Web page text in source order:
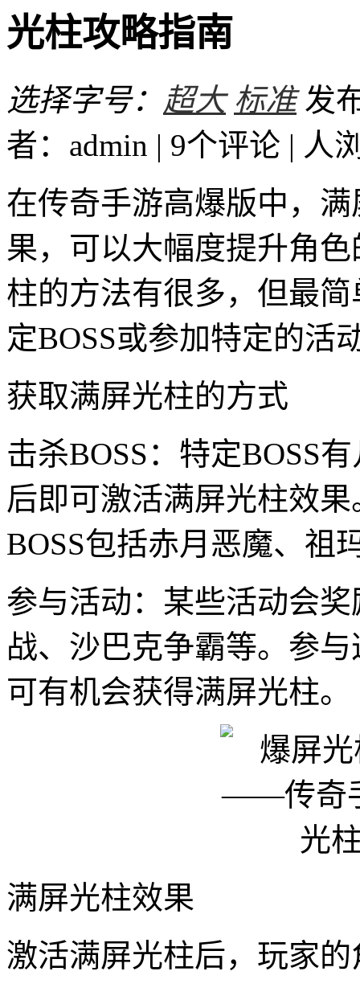
光柱攻略指南
选择字号： 超大 标准 发
者：admin | 9个评论 | 人
在传奇手游高爆版中，
果，可以大幅度提升角
柱的方法有很多，但最
定BOSS或参加特定的活
获取满屏光柱的方式
击杀BOSS：特定BOSS
后即可激活满屏光柱效
BOSS包括赤月恶魔、祖
参与活动：某些活动会
战、沙巴克争霸等。参
可有机会获得满屏光柱。
满屏光柱效果
激活满屏光柱后，玩家